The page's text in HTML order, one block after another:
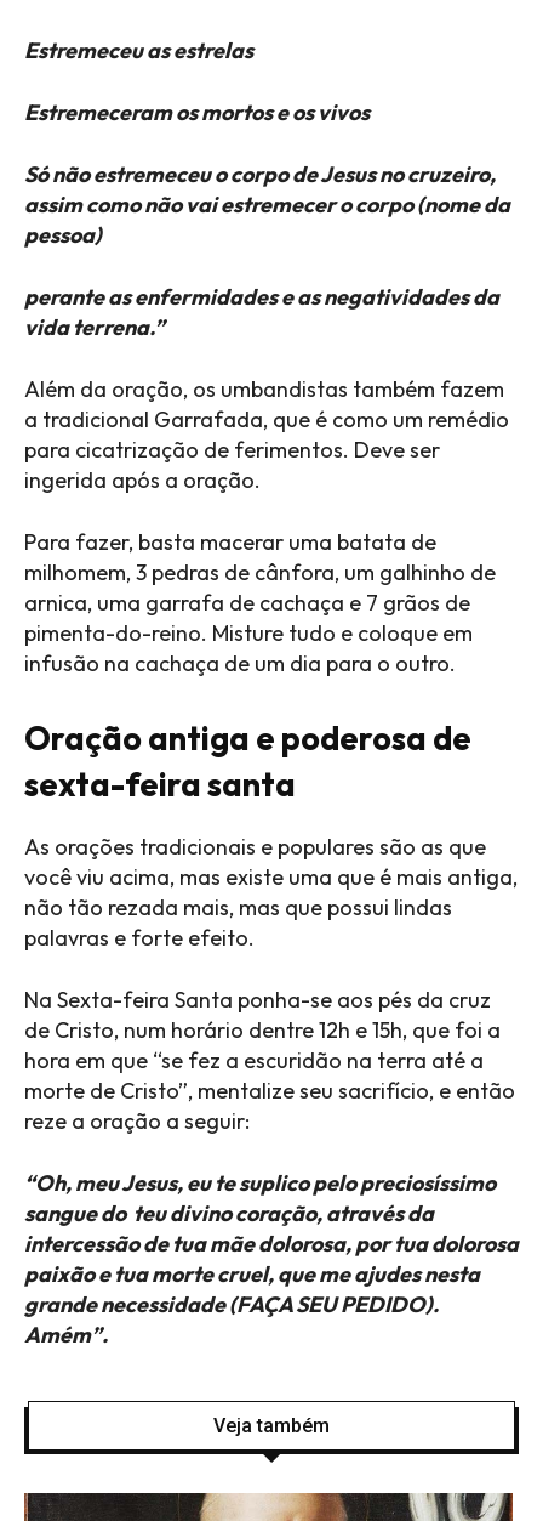
Estremeceu as estrelas
Estremeceram os mortos e os vivos
Só não estremeceu o corpo de Jesus no cruzeiro,
assim como não vai estremecer o corpo (nome da
pessoa)
perante as enfermidades e as negatividades da
vida terrena.”
Além da oração, os umbandistas também fazem
a tradicional Garrafada, que é como um remédio
para cicatrização de ferimentos. Deve ser
ingerida após a oração.
Para fazer, basta macerar uma batata de
milhomem, 3 pedras de cânfora, um galhinho de
arnica, uma garrafa de cachaça e 7 grãos de
pimenta-do-reino. Misture tudo e coloque em
infusão na cachaça de um dia para o outro.
Oração antiga e poderosa de
sexta-feira santa
As orações tradicionais e populares são as que
você viu acima, mas existe uma que é mais antiga,
não tão rezada mais, mas que possui lindas
palavras e forte efeito.
Na Sexta-feira Santa ponha-se aos pés da cruz
de Cristo, num horário dentre 12h e 15h, que foi a
hora em que “se fez a escuridão na terra até a
morte de Cristo”, mentalize seu sacrifício, e então
reze a oração a seguir:
“Oh, meu Jesus, eu te suplico pelo preciosíssimo
sangue do teu divino coração, através da
intercessão de tua mãe dolorosa, por tua dolorosa
paixão e tua morte cruel, que me ajudes nesta
grande necessidade (FAÇA SEU PEDIDO).
Amém”.
Veja também